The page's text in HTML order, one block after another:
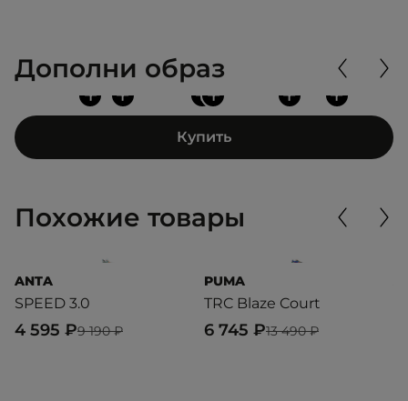
Дополни образ
+
+
+ + +
+
Купить
Похожие товары
ANTA
SPEED 3.0
9 190 ₽
4 595 ₽
PUMA
TRC Blaze Court
13 490 ₽
6 745 ₽